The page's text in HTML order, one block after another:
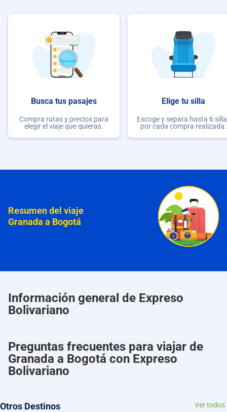
Busca tus pasajes
Compra rutas y precios para
elegir el viaje que quieras.
Elige tu silla
Escoge y separa hasta 6
por cada compra realizada.
Resumen del viaje
Granada a Bogotá
Información general de Expreso
Bolivariano
Preguntas frecuentes para viajar de
Granada a Bogotá con Expreso
Bolivariano
Otros Destinos Ver todos